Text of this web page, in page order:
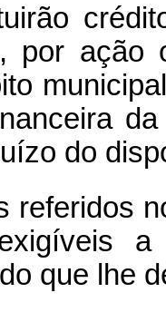
por ação
do
referidos
que lhe